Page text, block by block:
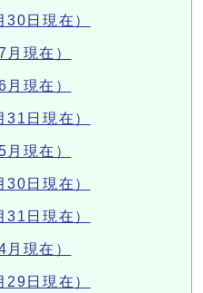
日現在）
現在）
現在）
日現在）
現在）
日現在）
日現在）
現在）
日現在）